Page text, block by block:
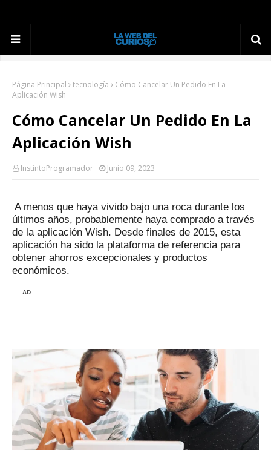
Página Principal tecnología
Cómo Cancelar Un Pedido En La
Aplicación Wish
Cómo Cancelar Un Pedido En La
Aplicación Wish
InstintoProgramador Junio 09, 2023
A menos que haya vivido bajo una roca durante los
últimos años, probablemente haya comprado a través
de la aplicación Wish. Desde finales de 2015, esta
aplicación ha sido la plataforma de referencia para
obtener ahorros excepcionales y productos
económicos.
AD